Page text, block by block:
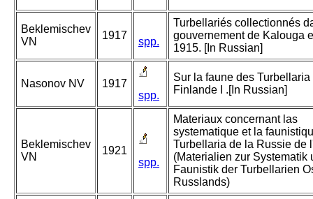
Beklemischev
VN
1917
spp.
Turbellariés collectionnés
gouvernement de Kalouga
1915. [In Russian]
Nasonov NV
1917
spp.
Sur la faune des Turbellaria
Finlande I .[In Russian]
Beklemischev
VN
1921
spp.
Materiaux concernant las
systematique et la
Turbellaria de la Russie de
(Materialien zur Systematik
Faunistik der Turbellarien
Russlands)